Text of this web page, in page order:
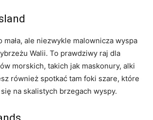
mała, ale niezwykle malownicza⁤ wyspa
Walii. To prawdziwy raj dla
morskich, takich jak maskonury, alki‌
również spotkać tam foki szare, które​
na skalistych brzegach wyspy.